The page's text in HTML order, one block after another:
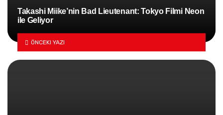
Takashi Miike’nin Bad Lieutenant: Tokyo Filmi Neon
ile Geliyor
ÖNCEKI YAZI